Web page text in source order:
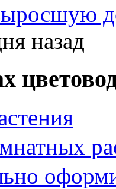
назад